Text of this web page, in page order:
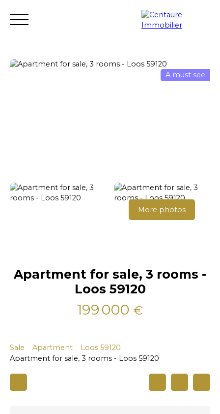
A must see
More photos
Apartment for sale, 3 rooms -
Loos 59120
199 000 €
Sale Apartment
Loos 59120
Apartment for sale, 3 rooms - Loos 59120